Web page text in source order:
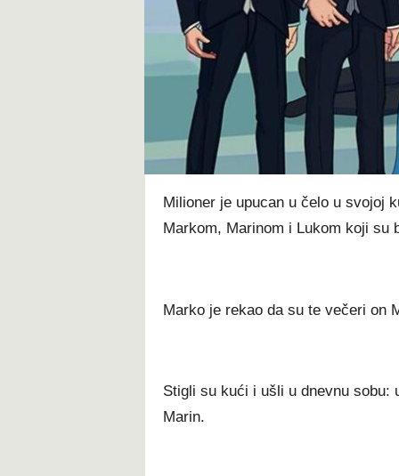
Milioner je upucan u čelo u svojoj
Markom, Marinom i Lukom koji su
Marko je rekao da su te večeri on
Stigli su kući i ušli u dnevnu sobu:
Marin.